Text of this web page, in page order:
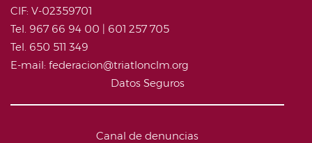
CIF: V-02359701
Tel. 967 66 94 00 | 601 257 705
Tel. 650 511 349
E-mail: federacion@triatlonclm.org
Datos Seguros
Canal de denuncias